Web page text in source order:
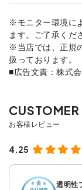
※モニター環境に
ます。ご了承くだ
※当店では、正規
扱っております。
■広告文責：株式
4.25
透明性